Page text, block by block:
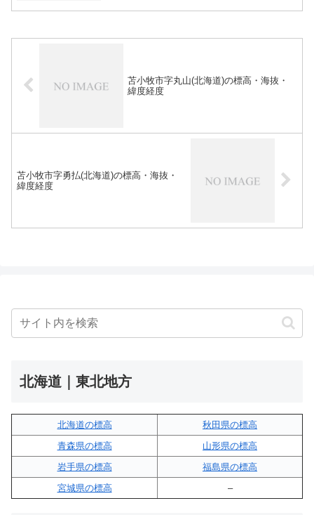
苫小牧市字丸山(北海道)の標高・海抜・
緯度経度
苫小牧市字勇払(北海道)の標高・海抜・
緯度経度
北海道｜東北地方
北海道の標高
秋田県の標高
青森県の標高
山形県の標高
岩手県の標高
福島県の標高
宮城県の標高
–